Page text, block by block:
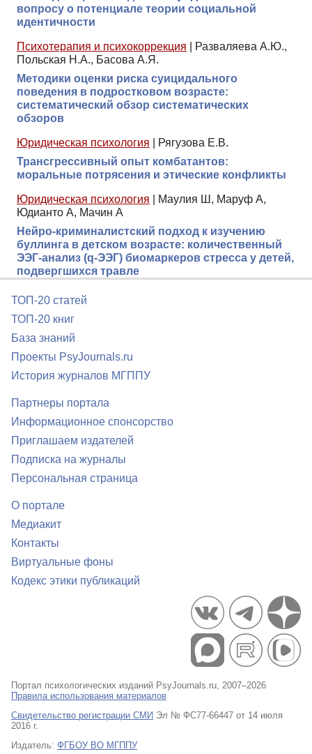
вопросу о потенциале теории социальной
идентичности
Психотерапия и психокоррекция
Разваляева А.Ю.,
Польская Н.А., Басова А.Я.
Методики оценки риска суицидального
поведения в подростковом возрасте:
систематический обзор систематических
обзоров
Юридическая психология
Рягузова Е.В.
Трансгрессивный опыт комбатантов:
моральные потрясения и этические конфликты
Юридическая психология
Маулия Ш, Маруф А,
Юдианто А, Мачин А
Нейро-криминалистский подход к изучению
буллинга в детском возрасте: количественный
ЭЭГ-анализ (q-ЭЭГ) биомаркеров стресса у детей,
подвергшихся травле
ТОП-20 статей
ТОП-20 книг
База знаний
Проекты PsyJournals.ru
История журналов МГППУ
Партнеры портала
Информационное спонсорство
Приглашаем издателей
Подписка на журналы
Персональная страница
О портале
Медиакит
Контакты
Виртуальные фоны
Кодекс этики публикаций
Портал психологических изданий PsyJournals.ru, 2007–2026
Правила использования материалов
Свидетельство регистрации СМИ Эл № ФС77-66447 от 14 июля
2016 г.
Издатель: ФГБОУ ВО МГППУ